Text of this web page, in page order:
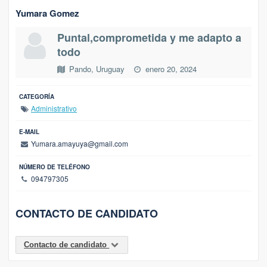
Yumara Gomez
Puntal,comprometida y me adapto a
todo
Pando, Uruguay enero 20, 2024
CATEGORÍA
Administrativo
E-MAIL
Yumara.amayuya@gmail.com
NÚMERO DE TELÉFONO
094797305
CONTACTO DE CANDIDATO
Contacto de candidato